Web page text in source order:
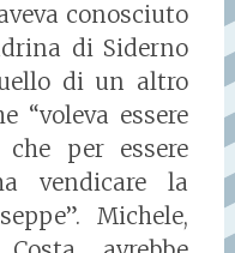
conosciuto
di Siderno
di un altro
“voleva essere
per essere
vendicare la
Michele,